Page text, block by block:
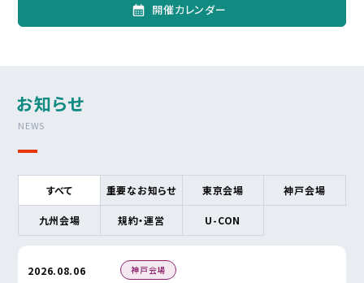
開催カレンダー
お知らせ
NEWS
すべて 重要なお知らせ 東京会場 神戸会場
九州会場 規約・運営 U-CON
2026.08.06 神戸会場